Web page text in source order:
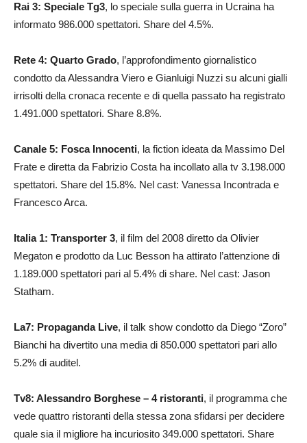
Rai 3: Speciale Tg3, lo speciale sulla guerra in Ucraina ha
informato 986.000 spettatori. Share del 4.5%.
Rete 4: Quarto Grado, l’approfondimento giornalistico
condotto da Alessandra Viero e Gianluigi Nuzzi su alcuni gialli
irrisolti della cronaca recente e di quella passato ha registrato
1.491.000 spettatori. Share 8.8%.
Canale 5: Fosca Innocenti, la fiction ideata da Massimo Del
Frate e diretta da Fabrizio Costa ha incollato alla tv 3.198.000
spettatori. Share del 15.8%. Nel cast: Vanessa Incontrada e
Francesco Arca.
Italia 1: Transporter 3, il film del 2008 diretto da Olivier
Megaton e prodotto da Luc Besson ha attirato l’attenzione di
1.189.000 spettatori pari al 5.4% di share. Nel cast: Jason
Statham.
La7: Propaganda Live, il talk show condotto da Diego “Zoro”
Bianchi ha divertito una media di 850.000 spettatori pari allo
5.2% di auditel.
Tv8: Alessandro Borghese – 4 ristoranti, il programma che
vede quattro ristoranti della stessa zona sfidarsi per decidere
quale sia il migliore ha incuriosito 349.000 spettatori. Share